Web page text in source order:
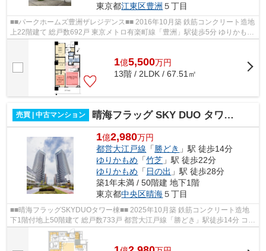
東京都江東区豊洲 ５丁目
■■パークホームズ豊洲ザレジデンス■■ 2016年10月築 鉄筋コンクリート造地
上22階建て 総戸数692戸 東京メトロ有楽町線「豊洲」駅徒歩5分 ゆりかもめ
「豊洲」駅徒歩4分 ■エレベーター...
1億5,500万円
13階 / 2LDK / 67.51㎡
売買 | 中古マンション 晴海フラッグ SKY DUO タワー棟（Sun Village）
1億2,980万円
都営大江戸線 「勝どき 」駅 徒歩14分
ゆりかもめ 「竹芝 」駅 徒歩22分
ゆりかもめ 「 日の出 」駅 徒歩28分
築1年未満 / 50階建 地下1階
東京都中央区晴海５丁目
■■晴海フラッグSKYDUOタワー棟■■ 2025年10月築 鉄筋コンクリート造地
下1階付地上50階建て 総戸数733戸 都営大江戸線「勝どき」駅徒歩14分 コン
シェルジュ オートロック 宅配ボック...